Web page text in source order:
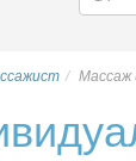
Массаж